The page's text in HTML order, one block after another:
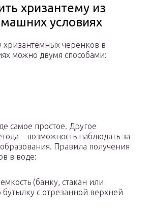
хризантему из
условиях
хризантемных черенков в
можно двумя способами:
самое простое. Другое
– возможность наблюдать за
Правила получения
в воде:
(банку, стакан или
бутылку с отрезанной верхней